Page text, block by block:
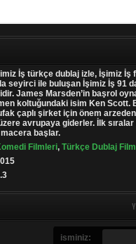
İş türkçe dublaj izle, İşimiz İş
seyirci ile buluşan İşimiz İş 91
James Marsden’in başrol
koltuğundaki isim Ken Scott.
çaplı şirket için önem
avrupaya giderler. İlk
başlar.
Filmleri, Türkçe Dublaj
isminiz: